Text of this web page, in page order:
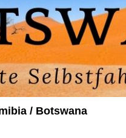
/ Botswana